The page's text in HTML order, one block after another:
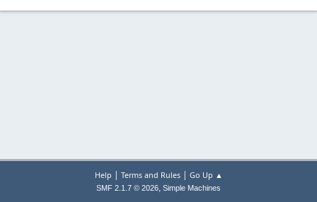
Help | Terms and Rules| Go Up ▲
SMF 2.1.7 © 2026, Simple Machines